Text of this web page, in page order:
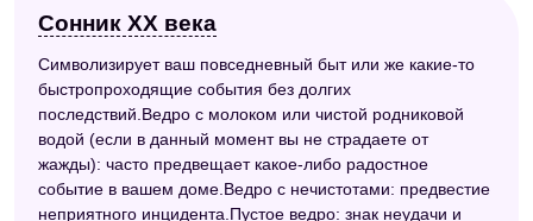
Сонник ХХ века
Символизирует ваш повседневный быт или же какие-то
быстропроходящие события без долгих
последствий.Ведро с молоком или чистой родниковой
водой (если в данный момент вы не страдаете от
жажды): часто предвещает какое-либо радостное
событие в вашем доме.Ведро с нечистотами: предвестие
неприятного инцидента.Пустое ведро: знак неудачи и